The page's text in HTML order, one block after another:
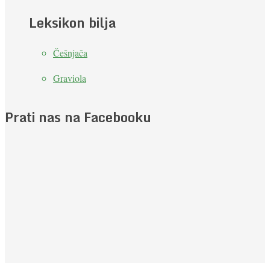
Leksikon bilja
Češnjača
Graviola
Prati nas na Facebooku